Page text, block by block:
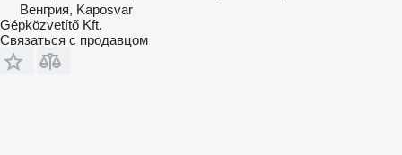
Венгрия, Kaposvar
Gépközvetítő Kft.
Связаться с продавцом